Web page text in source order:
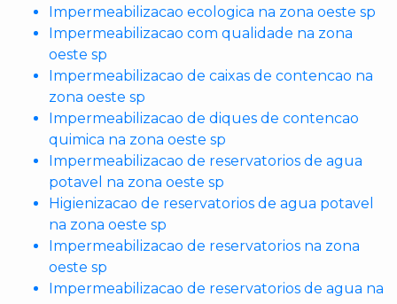
Impermeabilizacao ecologica na zona oeste sp
Impermeabilizacao com qualidade na zona
oeste sp
Impermeabilizacao de caixas de contencao na
zona oeste sp
Impermeabilizacao de diques de contencao
quimica na zona oeste sp
Impermeabilizacao de reservatorios de agua
potavel na zona oeste sp
Higienizacao de reservatorios de agua potavel
na zona oeste sp
Impermeabilizacao de reservatorios na zona
oeste sp
Impermeabilizacao de reservatorios de agua na